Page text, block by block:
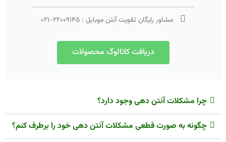
مشاور رایگان تقویت آنتن موبایل :۲۲۰۰۹۱۴۵-۰۲۱
دریافت کاتالوگ محصولات
چرا مشکلات آنتن دهی وجود دارد؟
چگونه به صورت قطعی مشکلات آنتن دهی خود را برطرف کنم؟